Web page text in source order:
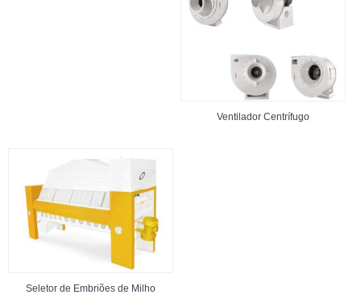
Ventilador Centrífugo
Seletor de Embriões de Milho